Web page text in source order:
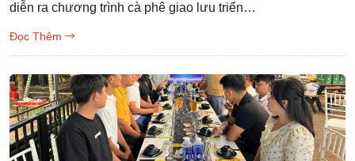
diễn ra chương trình cà phê giao lưu triển…
Đọc Thêm